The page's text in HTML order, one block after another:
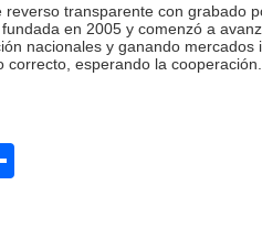
transparente con grabado
en 2005 y comenzó a
nacionales y ganando
esperando la cooperación.